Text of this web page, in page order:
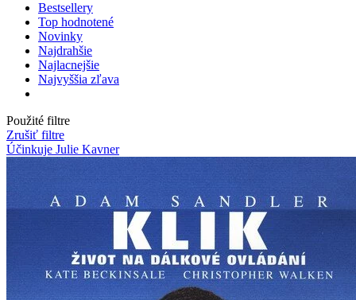
Bestsellery
Top hodnotené
Novinky
Najdrahšie
Najlacnejšie
Najvyššia zľava
Použité filtre
Zrušiť filtre
Účinkuje Julie Kavner